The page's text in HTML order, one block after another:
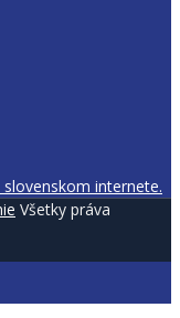
Všetky práva